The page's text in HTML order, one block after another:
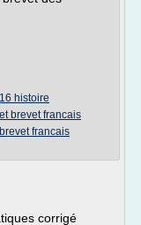
histoire
brevet francais
francais
corrigé